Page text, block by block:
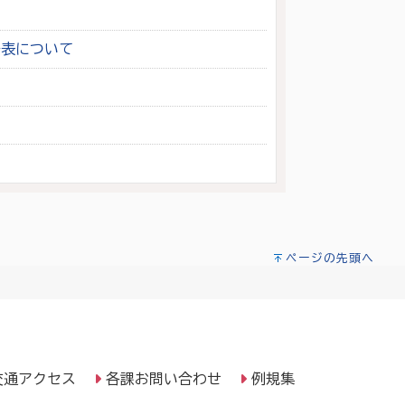
について
ページの先頭へ
通アクセス 各課お問い合わせ 例規集